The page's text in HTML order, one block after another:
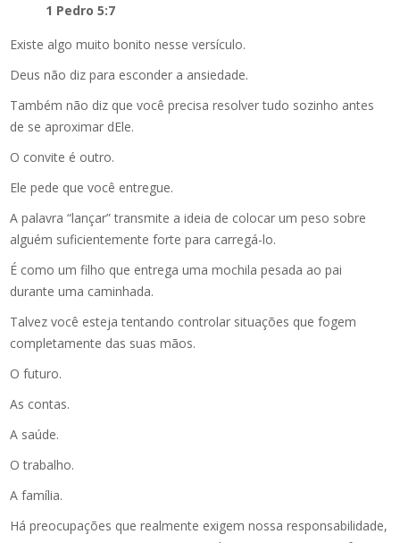
1 Pedro 5:7
Existe algo muito bonito nesse versículo.
Deus não diz para esconder a ansiedade.
Também não diz que você precisa resolver tudo sozinho antes
de se aproximar dEle.
O convite é outro.
Ele pede que você entregue.
A palavra “lançar” transmite a ideia de colocar um peso sobre
alguém suficientemente forte para carregá-lo.
É como um filho que entrega uma mochila pesada ao pai
durante uma caminhada.
Talvez você esteja tentando controlar situações que fogem
completamente das suas mãos.
O futuro.
As contas.
A saúde.
O trabalho.
A família.
Há preocupações que realmente exigem nossa responsabilidade,